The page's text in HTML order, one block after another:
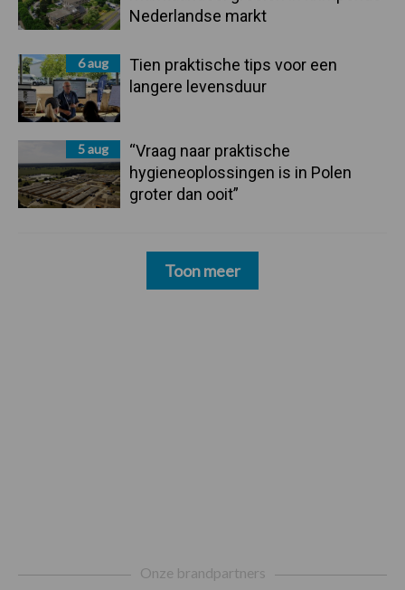
Nederlandse markt
6 aug
Tien praktische tips voor een
langere levensduur
5 aug
“Vraag naar praktische
hygieneoplossingen is in Polen
groter dan ooit”
Toon meer
Onze brandpartners